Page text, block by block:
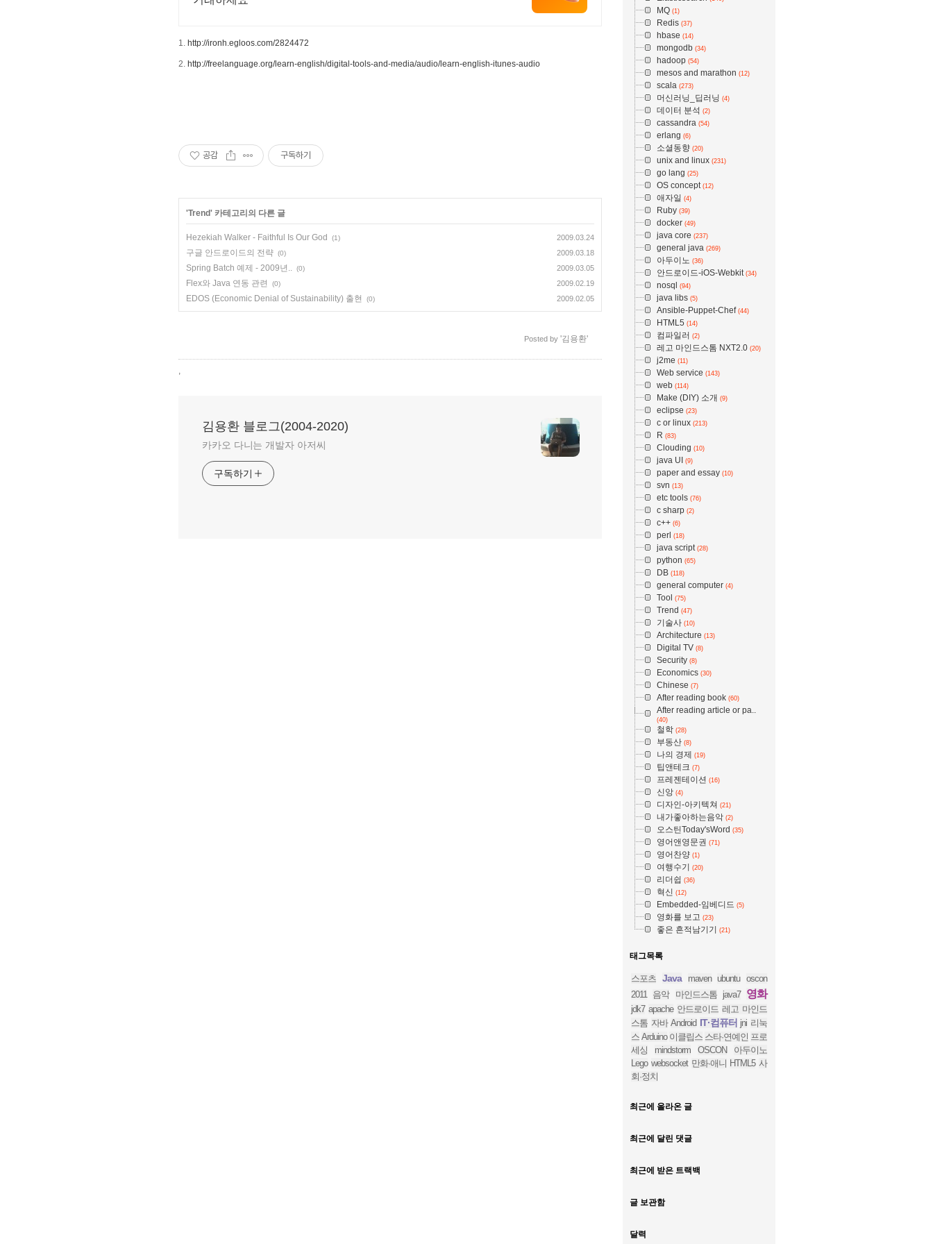
1. http://ironh.egloos.com/2824472
2. http://freelanguage.org/learn-english/digital-tools-and-media/audio/learn-english-itunes-audio
공감 구독하기
'Trend' 카테고리의 다른 글
Hezekiah Walker - Faithful Is Our God (1) 2009.03.24
구글 안드로이드의 전략 (0) 2009.03.18
Spring Batch 예제 - 2009년.. (0) 2009.03.05
Flex와 Java 연동 관련 (0) 2009.02.19
EDOS (Economic Denial of Sustainability) 출현 (0) 2009.02.05
Posted by '김용환'
,
김용환 블로그(2004-2020)
카카오 다니는 개발자 아저씨
구독하기
MQ (1)
Redis (37)
hbase (14)
mongodb (34)
hadoop (54)
mesos and marathon (12)
scala (273)
머신러닝_딥러닝 (4)
데이터 분석 (2)
cassandra (54)
erlang (6)
소셜동향 (20)
unix and linux (231)
go lang (25)
OS concept (12)
애자일 (4)
Ruby (39)
docker (49)
java core (237)
general java (269)
아두이노 (36)
안드로이드-iOS-Webkit (34)
nosql (94)
java libs (5)
Ansible-Puppet-Chef(44)
HTML5 (14)
컴파일러 (2)
레고 마인드스톰 NXT2.0 (20)
j2me (11)
Web service (143)
web (114)
Make (DIY) 소개 (9)
eclipse (23)
c or linux (213)
R (83)
Clouding (10)
java UI (9)
paper and essay (10)
svn (13)
etc tools (76)
c sharp (2)
c++ (6)
perl (18)
java script (28)
python (65)
DB (118)
general computer (4)
Tool (75)
Trend (47)
기술사 (10)
Architecture (13)
Digital TV (8)
Security (8)
Economics (30)
Chinese (7)
After reading book (60)
After reading article or pa..
(40)
철학 (28)
부동산 (8)
나의 경제 (19)
팁앤테크 (7)
프레젠테이션 (16)
신앙 (4)
디자인-아키텍쳐 (21)
내가좋아하는음악 (2)
오스틴Today'sWord (35)
영어앤영문권 (71)
영어찬양 (1)
여행수기 (20)
리더쉽 (36)
혁신 (12)
Embedded-임베디드 (5)
영화를 보고 (23)
좋은 흔적남기기 (21)
태그목록
스포츠 Java maven ubuntu oscon
2011
음악 마인드스톰 java7 영화
jdk7 apache 안드로이드 레고 마인드
스톰 자바 Android IT·컴퓨터 jni 리눅
스 Arduino 이클립스 스타·연예인 프로
세싱
mindstorm OSCON
아두이노
Lego websocket 만화·애니 HTML5 사
회·정치
최근에 올라온 글
최근에 달린 댓글
최근에 받은 트랙백
글 보관함
달력